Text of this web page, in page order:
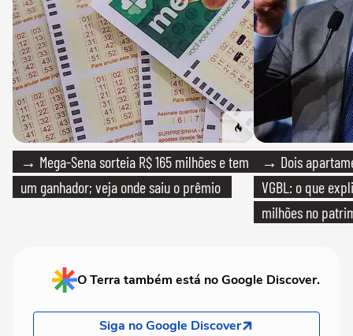
→ Mega-Sena sorteia R$ 165 milhões e tem
um ganhador; veja onde saiu o prêmio
→ Dois
VGBL: o que
milhões no
O Terra também está no Google Discover.
Siga no Google Discover